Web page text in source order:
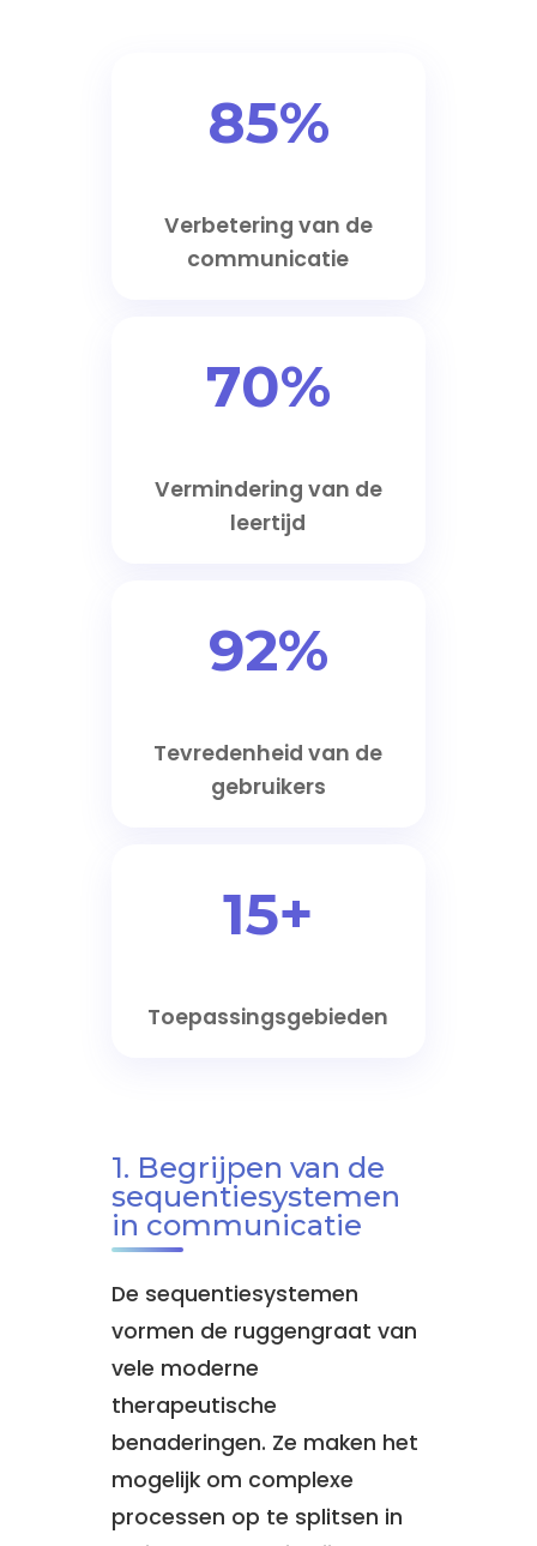
85%
Verbetering van de
communicatie
70%
Vermindering van de
leertijd
92%
Tevredenheid van de
gebruikers
15+
Toepassingsgebieden
1. Begrijpen van de
sequentiesystemen
in communicatie
De sequentiesystemen
vormen de ruggengraat van
vele moderne
therapeutische
benaderingen. Ze maken het
mogelijk om complexe
processen op te splitsen in